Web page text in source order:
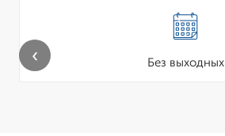
Без выходных
‹